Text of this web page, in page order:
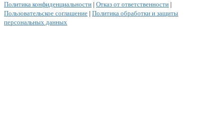
Политика конфиденциальности | Отказ от ответственности |
Пользовательское соглашение | Политика обработки и защиты
персональных данных